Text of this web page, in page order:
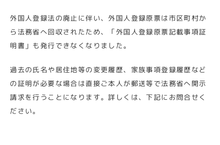
外国人登録法の廃止に伴い、外国人登録原票は市区町村か
ら法務省へ回収されたため、「外国人登録原票記載事項証
明書」も発行できなくなりました。
過去の氏名や居住地等の変更履歴、家族事項登録履歴など
の証明が必要な場合は直接ご本人が郵送等で法務省へ開示
請求を行うことになります。詳しくは、下記にお問合せく
ださい。